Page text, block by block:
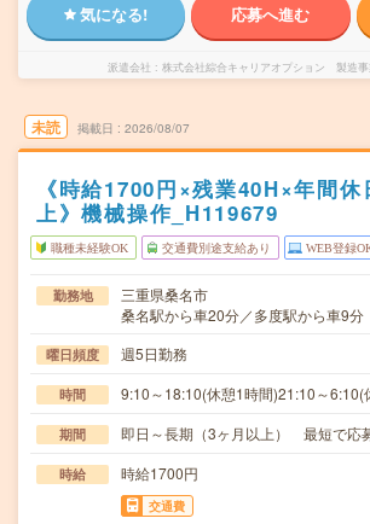
気になる! 応募へ進む
派遣会社 株式会社綜合キャリアオプション 製造事
未読 掲載日 2026/08/07
《時給1700円×残業40H×年間休
上》機械操作_H119679
職種未経験OK 交通費別途支給あり WEB登録
勤務地
三重県桑名市
桑名駅から車20分／多度駅から車9分
曜日頻度 週5日勤務
時間 9:10～18:10(休憩1時間)21:10～6:10(
期間 即日～長期（3ヶ月以上） 最短で応
時給 時給1700円
交通費